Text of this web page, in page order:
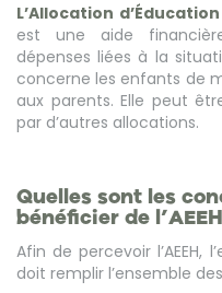
L’Allocation
est une aide
dépenses liées à la
concerne les enfants de
aux parents. Elle peut
par d’autres allocations.
Quelles sont les
bénéficier de
Afin de percevoir
doit remplir l’ensemble